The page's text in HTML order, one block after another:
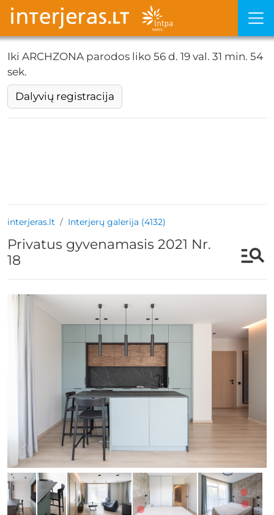
Iki ARCHZONA parodos liko 56 d. 19 val. 31 min. 54
sek.
Dalyvių registracija
interjeras.lt Interjerų galerija (4132)
Privatus gyvenamasis 2021 Nr.
18